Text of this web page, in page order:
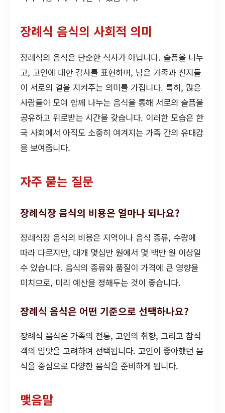
장례식 음식의 사회적 의미
장례식의 음식은 단순한 식사가 아닙니다. 슬픔을 나누
고, 고인에 대한 감사를 표현하며, 남은 가족과 친지들
이 서로의 곁을 지켜주는 의미를 가집니다. 특히, 많은
사람들이 모여 함께 나누는 음식을 통해 서로의 슬픔을
공유하고 위로받는 시간을 갖습니다. 이러한 모습은 한
국 사회에서 아직도 소중히 여겨지는 가족 간의 유대감
을 보여줍니다.
자주 묻는 질문
장례식장 음식의 비용은 얼마나 되나요?
장례식장 음식의 비용은 지역이나 음식 종류, 수량에
따라 다르지만, 대개 몇십만 원에서 몇 백만 원 이상일
수 있습니다. 음식의 종류와 품질이 가격에 큰 영향을
미치므로, 미리 예산을 정해두는 것이 좋습니다.
장례식 음식은 어떤 기준으로 선택하나요?
장례식 음식은 가족의 전통, 고인의 취향, 그리고 참석
객의 입맛을 고려하여 선택됩니다. 고인이 좋아했던 음
식을 중심으로 다양한 음식을 준비하게 됩니다.
맺음말